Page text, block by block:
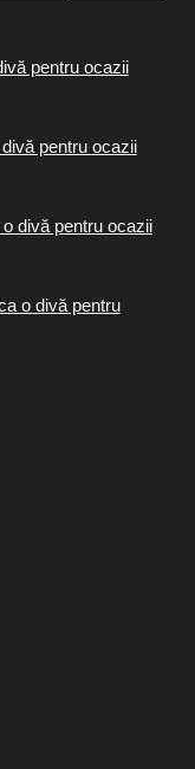
pentru ocazii
pentru ocazii
divă pentru ocazii
o divă pentru